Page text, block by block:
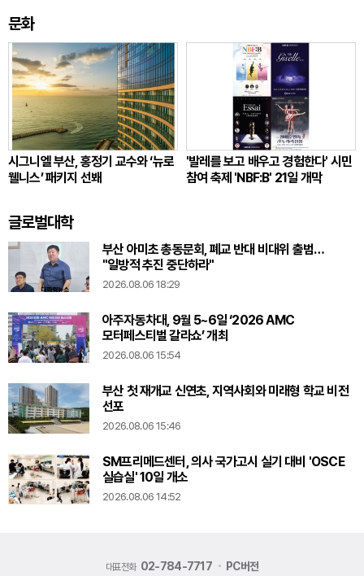
문화
시그니엘 부산, 홍정기 교수와 ‘뉴로
웰니스’ 패키지 선봬
'발레를 보고 배우고 경험한다' 시민
참여 축제 'NBF:B' 21일 개막
글로벌대학
부산 아미초 총동문회, 폐교 반대 비대위 출범…
"일방적 추진 중단하라"
2026.08.06 18:29
아주자동차대, 9월 5~6일 ‘2026 AMC
모터페스티벌 갈라쇼’ 개최
2026.08.06 15:54
부산 첫 재개교 신연초, 지역사회와 미래형 학교 비전
선포
2026.08.06 15:46
SM프리메드센터, 의사 국가고시 실기 대비 'OSCE
실습실' 10일 개소
2026.08.06 14:52
대표전화 02-784-7717 PC버전